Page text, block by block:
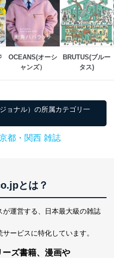
ステムの継続的改善
メントレビューの機会を通
します。
情については以下までご連
いただきます。
ビス 個人情報問い合わせ
ビス
OCEANS(オーシ
ャンズ）
BRUTUS(ブルー
タス)
ョナル）の所属カテゴリ一
都・関西 雑誌
とは？
運営する、
日本最大級の雑誌
サービスに特化しています。
ズ書籍、漫画や